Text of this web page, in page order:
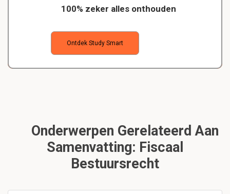
100% zeker alles onthouden
Ontdek Study Smart
Onderwerpen Gerelateerd Aan
Samenvatting: Fiscaal
Bestuursrecht